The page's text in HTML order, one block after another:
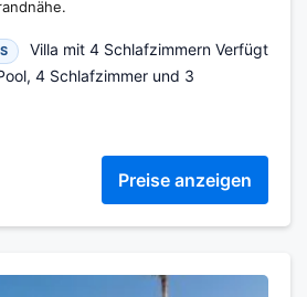
Villa mit 4 Schlafzimmern Verfügt
4 Schlafzimmer und 3
Preise anzeigen